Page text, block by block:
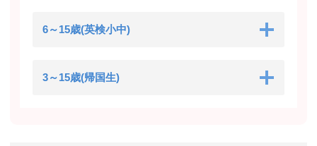
6～15歳(英検小中)
3～15歳(帰国生)